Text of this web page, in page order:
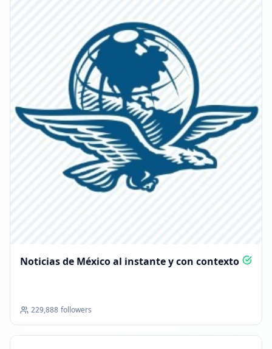
Seguidores disminuyeron: -3.8K
Alcanzó 214.9K seguidores
1 DE JUNIO DE 2026
FOLLOWERS INCREASED: +3.3K
Alcanzó 218.3K seguidores
Noticias de México al instante y con contexto
229,888 followers